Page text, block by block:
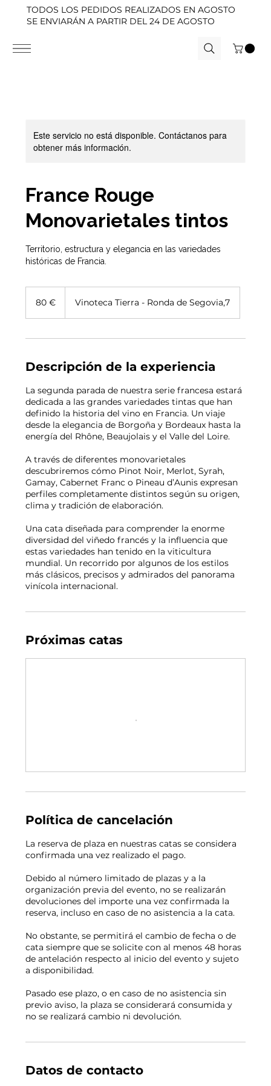
TODOS LOS PEDIDOS REALIZADOS EN AGOSTO
SE ENVIARÁN A PARTIR DEL 24 DE AGOSTO
Este servicio no está disponible. Contáctanos para
obtener más información.
France Rouge
Monovarietales tintos
Territorio, estructura y elegancia en las variedades
históricas de Francia.
80 € Vinoteca Tierra - Ronda de Segovia,7
Descripción de la experiencia
La segunda parada de nuestra serie francesa estará
dedicada a las grandes variedades tintas que han
definido la historia del vino en Francia. Un viaje
desde la elegancia de Borgoña y Bordeaux hasta la
energía del Rhône, Beaujolais y el Valle del Loire.
A través de diferentes monovarietales
descubriremos cómo Pinot Noir, Merlot, Syrah,
Gamay, Cabernet Franc o Pineau d’Aunis expresan
perfiles completamente distintos según su origen,
clima y tradición de elaboración.
Una cata diseñada para comprender la enorme
diversidad del viñedo francés y la influencia que
estas variedades han tenido en la viticultura
mundial. Un recorrido por algunos de los estilos
más clásicos, precisos y admirados del panorama
vinícola internacional.
Próximas catas
Política de cancelación
La reserva de plaza en nuestras catas se considera
confirmada una vez realizado el pago.
Debido al número limitado de plazas y a la
organización previa del evento, no se realizarán
devoluciones del importe una vez confirmada la
reserva, incluso en caso de no asistencia a la cata.
No obstante, se permitirá el cambio de fecha o de
cata siempre que se solicite con al menos 48 horas
de antelación respecto al inicio del evento y sujeto
a disponibilidad.
Pasado ese plazo, o en caso de no asistencia sin
previo aviso, la plaza se considerará consumida y
no se realizará cambio ni devolución.
Datos de contacto